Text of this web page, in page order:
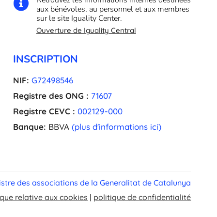

aux bénévoles, au personnel et aux membres
sur le site Iguality Center.
Ouverture de Iguality Central
INSCRIPTION
NIF: G72498546
Registre des ONG : 71607
Registre CEVC : 002129-000
Banque: BBVA(plus d'informations ici)
des associations de la Generalitat de Catalunya
relative aux cookies | politique de confidentialité